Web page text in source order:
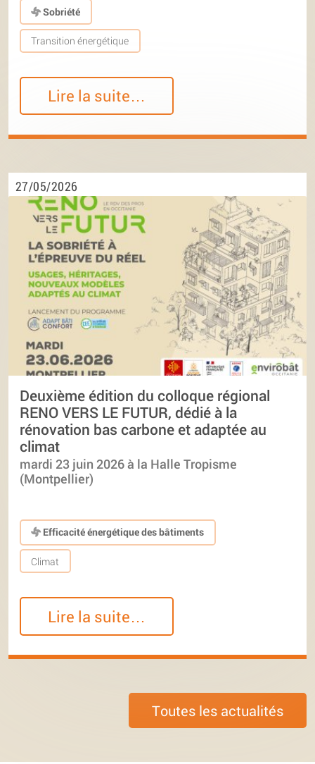
Sobriété
Transition énergétique
Lire la suite…
27/05/2026
Deuxième édition du colloque régional
RENO VERS LE FUTUR, dédié à la
rénovation bas carbone et adaptée au
climat
mardi 23 juin 2026 à la Halle Tropisme
(Montpellier)
Efficacité énergétique des bâtiments
Climat
Lire la suite…
Toutes les actualités